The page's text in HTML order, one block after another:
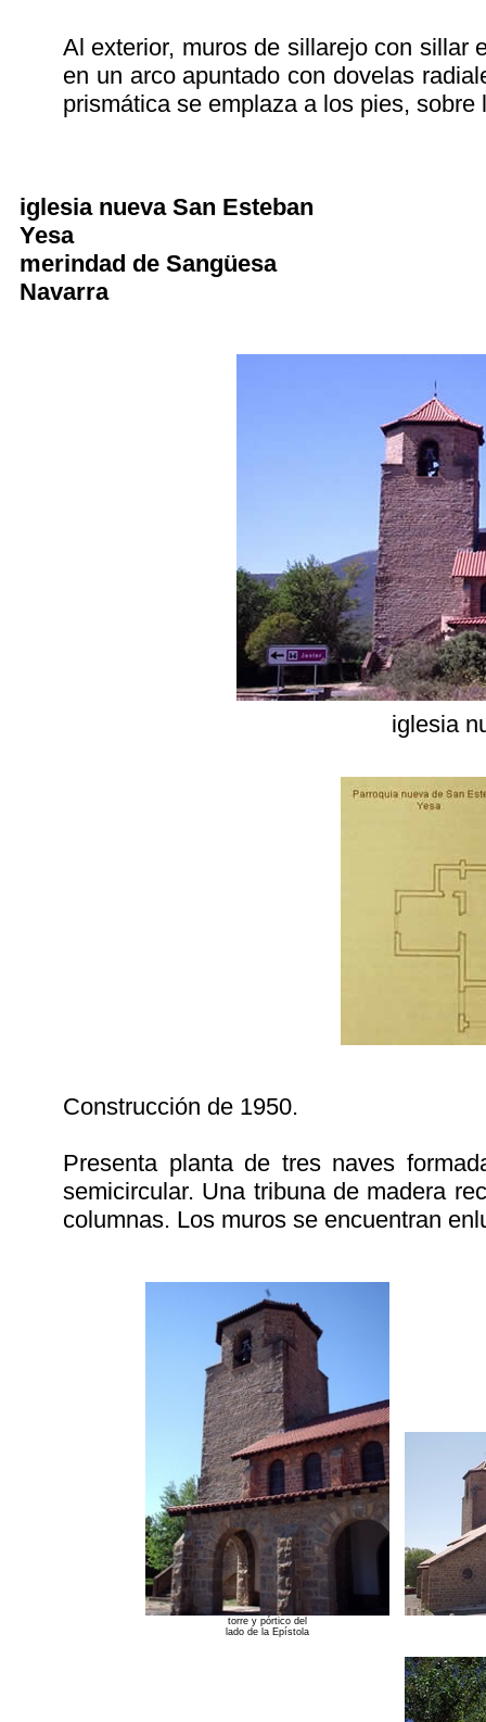
Al exterior, muros de sillarejo con sillar
en un arco apuntado con dovelas
prismática se emplaza a los pies, sobre
iglesia nueva San Esteban
Yesa
merindad de Sangüesa
Navarra
iglesia
Construcción de 1950.
Presenta planta de tres naves
semicircular. Una tribuna de madera
columnas. Los muros se encuentran
torre y pórtico del
lado de la Epístola